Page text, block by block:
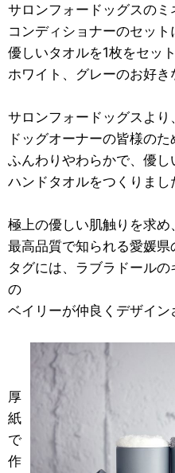
サロンフォードッグスの
コンディショナーのセット
優しいタオルを1枚をセッ
ホワイト、グレーのお好き
サロンフォードッグスより、
ドッグオーナーの皆様のた
ふんわりやわらかで、優し
ハンドタオルをつくりまし
極上の優しい肌触りを求め、
最高品質で知られる愛媛県
タグには、ラブラドール
の
ベイリーが仲良くデザイン
厚
紙
で
作